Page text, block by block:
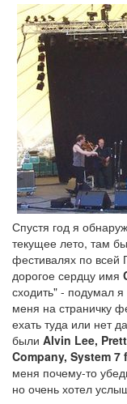
Спустя год я
текущее лето, там
фестивалях по всей
дорогое сердцу имя
сходить" - подумал
меня на страничку
ехать туда или нет
были Alvin Lee,
Company, System 7
меня почему-то
но очень хотел